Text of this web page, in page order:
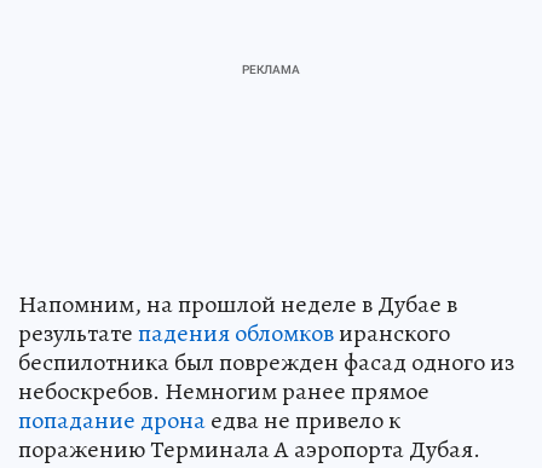
Напомним, на прошлой неделе в Дубае в
результатепадения обломковиранского
беспилотника был поврежден фасад одного из
небоскребов. Немногим ранее прямое
попадание дронаедва не привело к
поражению Терминала А аэропорта Дубая.